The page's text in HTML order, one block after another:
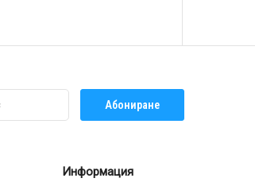
Абониране
Информация